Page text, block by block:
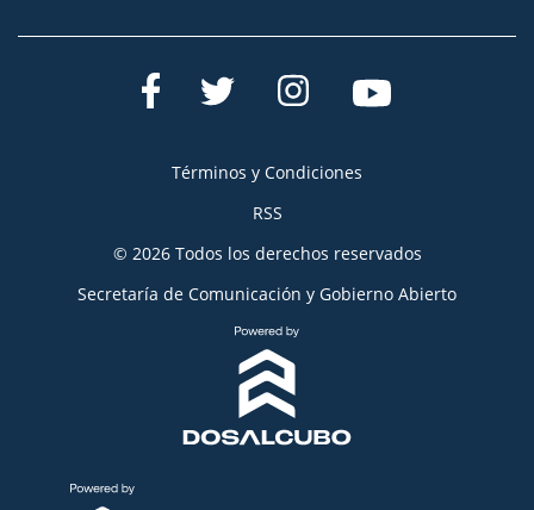
Términos y Condiciones
RSS
© 2026 Todos los derechos reservados
Secretaría de Comunicación y Gobierno Abierto